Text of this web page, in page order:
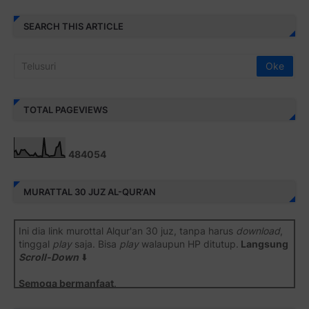
SEARCH THIS ARTICLE
TOTAL PAGEVIEWS
484054
MURATTAL 30 JUZ AL-QUR'AN
Ini dia link murottal Alqur'an 30 juz, tanpa harus download,
tinggal playsaja. Bisa playwalaupun HP ditutup. Langsung
Scroll-Down ⬇️
Semoga bermanfaat